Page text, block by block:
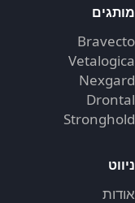
מותגים
Bravecto
Vetalogica
Nexgard
Drontal
Stronghold
ניווט
אודות